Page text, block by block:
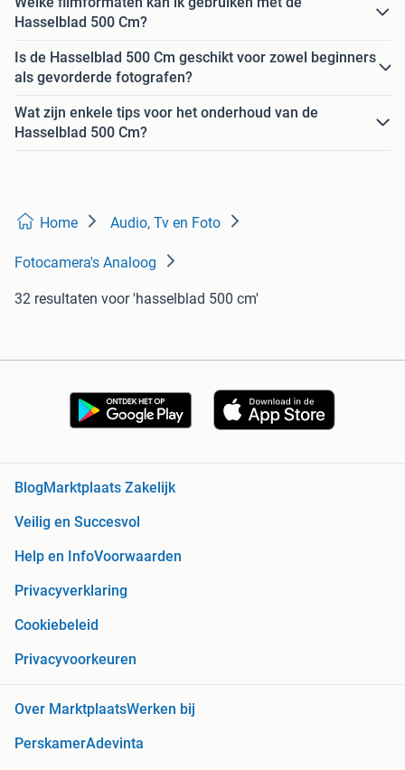
Hasselblad 500 Cm?
Is de Hasselblad 500 Cm geschikt voor zowel beginners
als gevorderde fotografen?
Wat zijn enkele tips voor het onderhoud van de
Hasselblad 500 Cm?
Home Audio, Tv en Foto
Fotocamera's Analoog
32 resultaten voor 'hasselblad 500 cm'
Blog Marktplaats Zakelijk
Veilig en Succesvol
Help en InfoVoorwaarden
Privacyverklaring
Cookiebeleid
Privacyvoorkeuren
Over MarktplaatsWerken bij
PerskamerAdevinta